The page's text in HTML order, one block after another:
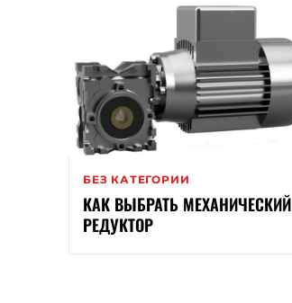
БЕЗ КАТЕГОРИИ
КАК ВЫБРАТЬ МЕХАНИЧЕСКИЙ
РЕДУКТОР